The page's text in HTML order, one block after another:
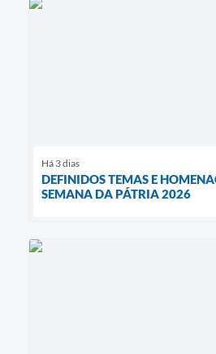
Há 3 dias
DEFINIDOS TEMAS E
SEMANA DA PÁTRIA 2026